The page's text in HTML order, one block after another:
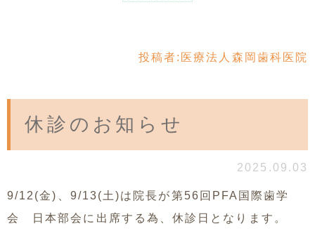
投稿者: 医療法人森岡歯科医院
休診のお知らせ
2025.09.03
9/12(金)、9/13(土)は院長が第56回PFA国際歯学
会 日本部会に出席する為、休診日となります。